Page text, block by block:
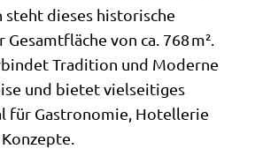
steht dieses historische
von ca. 768 m².
Tradition und Moderne
und bietet vielseitiges
für Gastronomie, Hotellerie